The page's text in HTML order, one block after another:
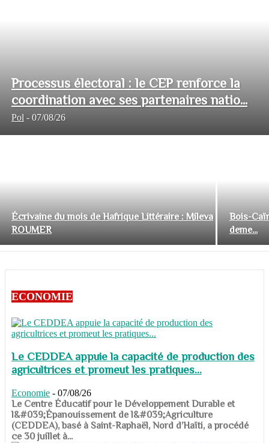
Processus électoral : le CEP renforce la
coordination avec ses partenaires natio...
Pol - 07/08/26
Écrivaine du mois de Hafrique Littéraire : Mileva
ROUMER
Bois-
deme...
ECONOMIE
Le CEDDEA appuie la capacité de production des
agricultrices et promeut les pratiques...
Economie - 07/08/26
​​​​​​​Le Centre Éducatif pour le Développement Durable et
l&#039;Épanouissement de l&#039;Agriculture
(CEDDEA), basé à Saint-Raphaël, Nord d’Haïti, a procédé
ce 30 juillet à...